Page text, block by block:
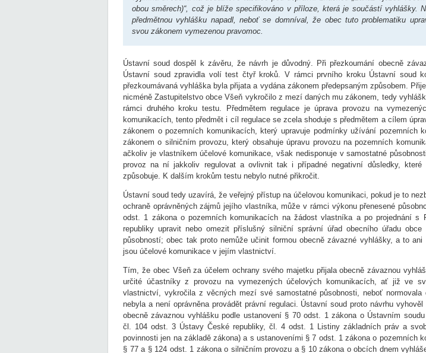
obou směrech)“, což je blíže specifikováno v příloze, která je součástí vyhlášky.
předmětnou vyhlášku napadl, neboť se domníval, že obec tuto problematiku
svou zákonem vymezenou pravomoc.
Ústavní soud dospěl k závěru, že návrh je důvodný. Při přezkoumání obecně
Ústavní soud zpravidla volí test čtyř kroků. V rámci prvního kroku Ústavní soud
přezkoumávaná vyhláška byla přijata a vydána zákonem předepsaným způsobem.
nicméně Zastupitelstvo obce Všeň vykročilo z mezí daných mu zákonem, tedy
rámci druhého kroku testu. Předmětem regulace je úprava provozu na
komunikacích, tento předmět i cíl regulace se zcela shoduje s předmětem a cílem
zákonem o pozemních komunikacích, který upravuje podmínky užívání pozemních
zákonem o silničním provozu, který obsahuje úpravu provozu na pozemních
ačkoliv je vlastníkem účelové komunikace, však nedisponuje v samostatné
provoz na ní jakkoliv regulovat a ovlivnit tak i případné negativní důsledky, které
způsobuje. K dalším krokům testu nebylo nutné přikročit.
Ústavní soud tedy uzavírá, že veřejný přístup na účelovou komunikaci, pokud je to
ochraně oprávněných zájmů jejího vlastníka, může v rámci výkonu přenesené
odst. 1 zákona o pozemních komunikacích na žádost vlastníka a po projednání s
republiky upravit nebo omezit příslušný silniční správní úřad obecního úřadu obce
působností; obec tak proto nemůže učinit formou obecně závazné vyhlášky, a to ani
jsou účelové komunikace v jejím vlastnictví.
Tím, že obec Všeň za účelem ochrany svého majetku přijala obecně závaznou
určité účastníky z provozu na vymezených účelových komunikacích, ať již ve
vlastnictví, vykročila z věcných mezí své samostatné působnosti, neboť
nebyla a není oprávněna provádět právní regulaci. Ústavní soud proto návrhu vyhověl
obecně závaznou vyhlášku podle ustanovení § 70 odst. 1 zákona o Ústavním
čl. 104 odst. 3 Ústavy České republiky, čl. 4 odst. 1 Listiny základních práv a
povinnosti jen na základě zákona) a s ustanoveními § 7 odst. 1 zákona o pozemních
§ 77 a § 124 odst. 1 zákona o silničním provozu a § 10 zákona o obcích dnem